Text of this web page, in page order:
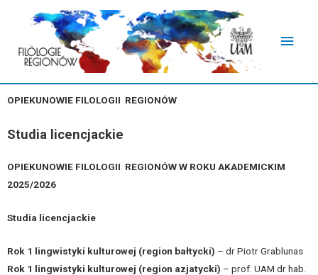
OPIEKUNOWIE FILOLOGII REGIONÓW
Studia licencjackie
OPIEKUNOWIE FILOLOGII REGIONÓW W ROKU AKADEMICKIM
2025/2026
Studia licencjackie
Rok 1 lingwistyki kulturowej (region bałtycki) – dr Piotr Grablunas
Rok 1 lingwistyki kulturowej (region azjatycki) – prof. UAM dr hab.